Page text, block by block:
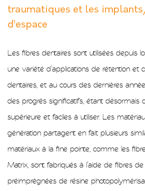
traumatiques et les
d’espace
Les fibres dentaires sont utilisées depuis
une variété d’applications de rétention et
dentaires, et au cours des dernières
des progrès significatifs, étant désormais
supérieure et faciles à utiliser. Les
génération partagent en fait plusieurs
matériaux à la fine pointe, comme les
Matrix, sont fabriqués à l’aide de fibres
préimprégnées de résine